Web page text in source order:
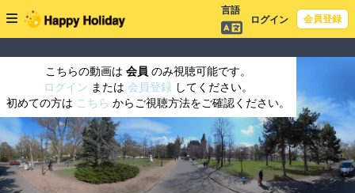
言語
ログイン
会員登録
こちらの動画は 会員 のみ視聴可能です。
ログイン または 会員登録 してください。
初めての方は こちら からご視聴方法をご確認ください。